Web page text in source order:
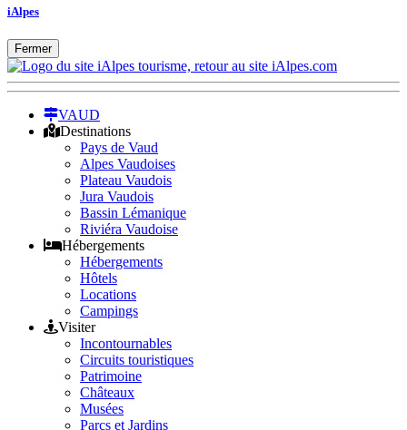
iAlpes
Fermer
VAUD
Destinations
Pays de Vaud
Alpes Vaudoises
Plateau Vaudois
Jura Vaudois
Bassin Lémanique
Riviéra Vaudoise
Hébergements
Hébergements
Hôtels
Locations
Campings
Visiter
Incontournables
Circuits touristiques
Patrimoine
Châteaux
Musées
Parcs et Jardins